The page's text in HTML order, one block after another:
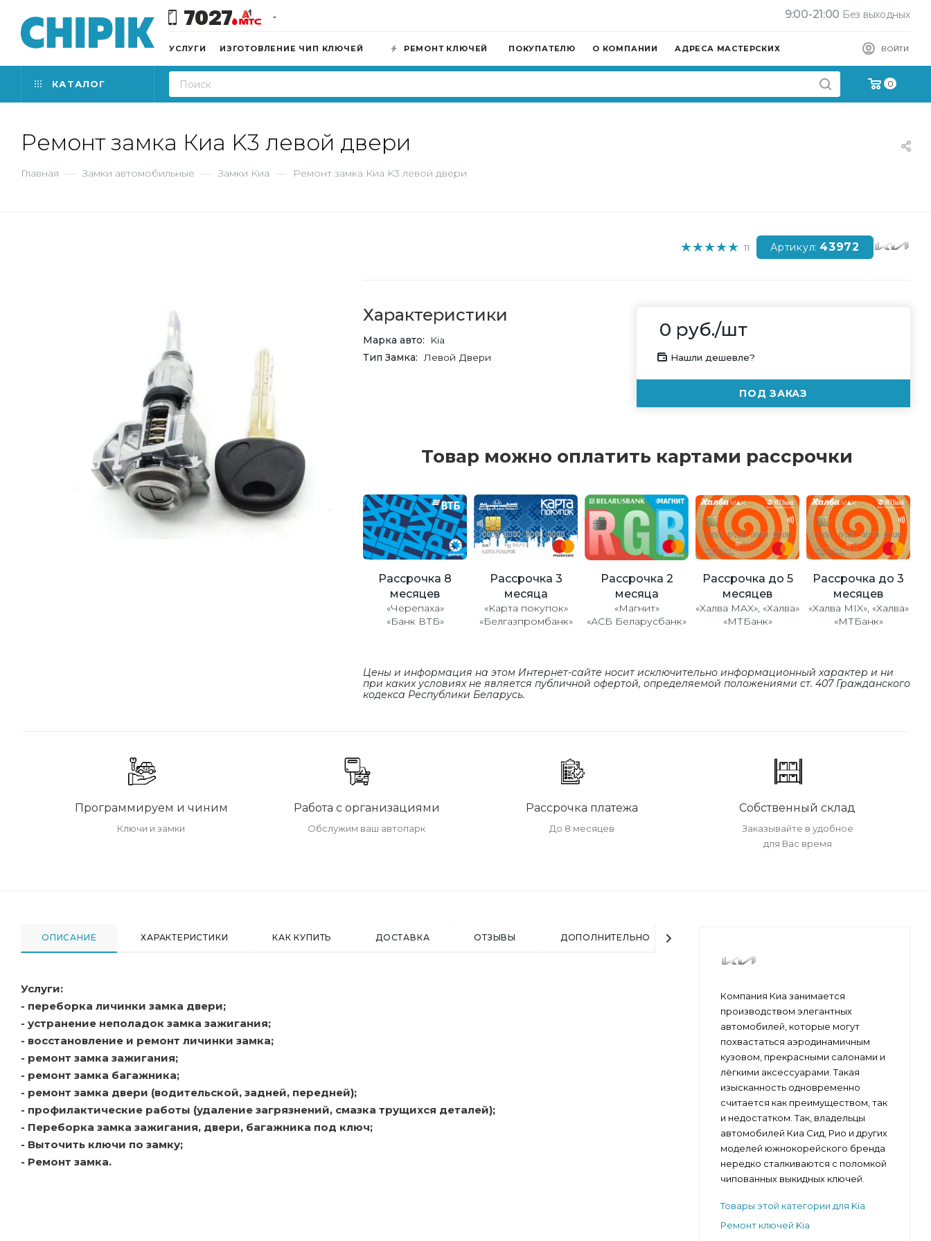
7027 9:00-21:00 Без выходных
ВОЙТИ
УСЛУГИ ИЗГОТОВЛЕНИЕ ЧИП КЛЮЧЕЙ РЕМОНТ КЛЮЧЕЙ ПОКУПАТЕЛЮ О КОМПАНИИ АДРЕСА МАСТЕРСКИХ
0
КАТАЛОГ
Ремонт замка Киа K3 левой двери
Главная — Замки автомобильные — Замки Киа — Ремонт замка Киа K3 левой двери
11 Артикул: 43972
Характеристики
Марка авто
Kia
Тип Замка
Левой Двери
0 руб./шт
Нашли дешевле?
ПОД ЗАКАЗ
Товар можно оплатить картами рассрочки
Рассрочка 8
месяцев
«Черепаха»
«Банк ВТБ»
Рассрочка 3
месяца
«Карта покупок»
«Белгазпромбанк»
Рассрочка 2
месяца
«Магнит»
«АСБ Беларусбанк»
Рассрочка до 5
месяцев
«Халва MAX», «Халва»
«МТБанк»
Рассрочка до 3
месяцев
«Халва MIX», «Халва»
«МТБанк»
Цены и информация на этом Интернет-сайте носит исключительно информационный характер и ни
при каких условиях не является публичной офертой, определяемой положениями cт. 407 Гражданского
кодекса Республики Беларусь.
Программируем и чиним
Ключи и замки
Работа с организациями
Обслужим ваш автопарк
Рассрочка платежа
До 8 месяцев
Собственный склад
Заказывайте в удобное
для Вас время
ОПИСАНИЕ ХАРАКТЕРИСТИКИ КАК КУПИТЬ ДОСТАВКА ОТЗЫВЫ ДОПОЛНИТЕЛЬНО
Услуги:
- переборка личинки замка двери;
- устранение неполадок замка зажигания;
- восстановление и ремонт личинки замка;
- ремонт замка зажигания;
- ремонт замка багажника;
- ремонт замка двери (водительской, задней, передней);
- профилактические работы (удаление загрязнений, смазка трущихся деталей);
- Переборка замка зажигания, двери, багажника под ключ;
- Выточить ключи по замку;
- Ремонт замка.
Компания Киа занимается
производством элегантных
автомобилей, которые могут
похвастаться аэродинамичным
кузовом, прекрасными салонами и
лёгкими аксессуарами. Такая
изысканность одновременно
считается как преимуществом, так
и недостатком. Так, владельцы
автомобилей Киа Сид, Рио и других
моделей южнокорейского бренда
нередко сталкиваются с поломкой
чипованных выкидных ключей.
Товары этой категории для Kia
Ремонт ключей Kia